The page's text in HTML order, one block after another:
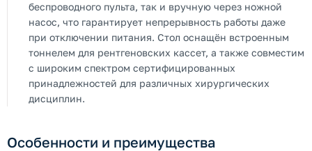
беспроводного пульта, так и вручную через ножной
насос, что гарантирует непрерывность работы даже
при отключении питания. Стол оснащён встроенным
тоннелем для рентгеновских кассет, а также совместим
с широким спектром сертифицированных
принадлежностей для различных хирургических
дисциплин.
Особенности и преимущества